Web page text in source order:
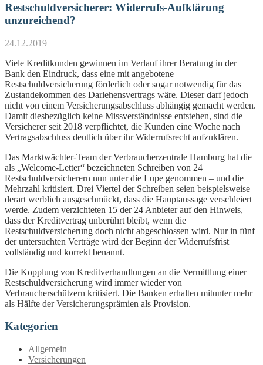
Restschuldversicherer: Widerrufs-Aufklärung
unzureichend?
24.12.2019
Viele Kreditkunden gewinnen im Verlauf ihrer Beratung in der
Bank den Eindruck, dass eine mit angebotene
Restschuldversicherung förderlich oder sogar notwendig für das
Zustandekommen des Darlehensvertrags wäre. Dieser darf jedoch
nicht von einem Versicherungsabschluss abhängig gemacht werden.
Damit diesbezüglich keine Missverständnisse entstehen, sind die
Versicherer seit 2018 verpflichtet, die Kunden eine Woche nach
Vertragsabschluss deutlich über ihr Widerrufsrecht aufzuklären.
Das Marktwächter-Team der Verbraucherzentrale Hamburg hat die
als „Welcome-Letter“ bezeichneten Schreiben von 24
Restschuldversicherern nun unter die Lupe genommen – und die
Mehrzahl kritisiert. Drei Viertel der Schreiben seien beispielsweise
derart werblich ausgeschmückt, dass die Hauptaussage verschleiert
werde. Zudem verzichteten 15 der 24 Anbieter auf den Hinweis,
dass der Kreditvertrag unberührt bleibt, wenn die
Restschuldversicherung doch nicht abgeschlossen wird. Nur in fünf
der untersuchten Verträge wird der Beginn der Widerrufsfrist
vollständig und korrekt benannt.
Die Kopplung von Kreditverhandlungen an die Vermittlung einer
Restschuldversicherung wird immer wieder von
Verbraucherschützern kritisiert. Die Banken erhalten mitunter mehr
als Hälfte der Versicherungsprämien als Provision.
Kategorien
Allgemein
Versicherungen